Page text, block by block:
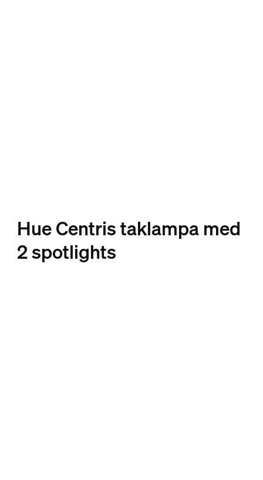
Hue Centris taklampa med
2 spotlights